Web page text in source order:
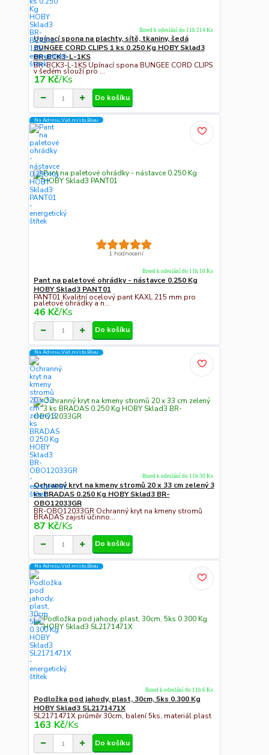
Upínací spona na plachty, sítě, tkaniny, šedá
BUNGEE CORD CLIPS 1 ks 0.250 Kg HOBY Sklad3
BR-BCK3-L-1KS
BR-BCK3-L-1KS Upínací spona BUNGEE CORD CLIPS
v šedém slouží pro ...
17 Kč/Ks
Ihned k odeslání do 11h 214 Ks
Do košíku
Na Adresu,Výd.místo,Boxu
1 hodnocení
Pant na paletové ohrádky - nástavce 0.250 Kg
HOBY Sklad3 PANT01
PANT01 Kvalitní ocelový pant KAXL 215 mm pro
paletové ohrádky a n...
46 Kč/Ks
Ihned k odeslání do 11h 10 Ks
Do košíku
Na Adresu,Výd.místo,Boxu
Ochranný kryt na kmeny stromů 20 x 33 cm zelený 3
ks BRADAS 0.250 Kg HOBY Sklad3 BR-
OBO12033GR
BR-OBO12033GR Ochranný kryt na kmeny stromů
BRADAS zajistí účinno...
87 Kč/Ks
Ihned k odeslání do 11h 30 Ks
Do košíku
Na Adresu,Výd.místo,Boxu
Podložka pod jahody, plast, 30cm, 5ks 0.300 Kg
HOBY Sklad3 SL2171471X
SL2171471X průměr 30cm, balení 5ks, materiál plast
163 Kč/Ks
Ihned k odeslání do 11h 6 Ks
Do košíku